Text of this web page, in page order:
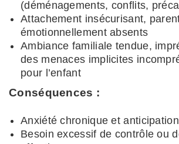
(déménagements, conflits,
Attachement insécurisant,
émotionnellement absents
Ambiance familiale tendue,
des menaces implicites
pour l’enfant
Conséquences :
Anxiété chronique et
Besoin excessif de contrôle ou